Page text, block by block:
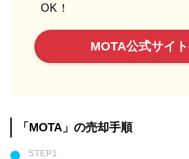
OK！
MOTA公式サイ
「MOTA」の売却手順
STEP1